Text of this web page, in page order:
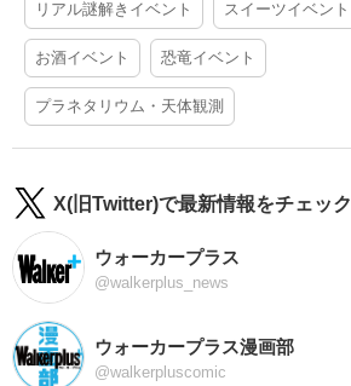
リアル謎解きイベント スイーツイベント
お酒イベント 恐竜イベント
プラネタリウム・天体観測
X(旧Twitter)で最新情報をチェック
ウォーカープラス
@walkerplus_news
ウォーカープラス漫画部
@walkerpluscomic